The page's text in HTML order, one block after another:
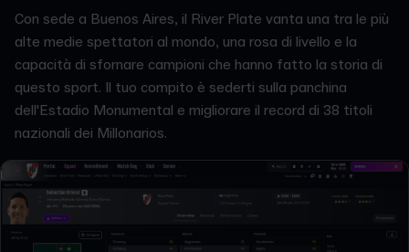
Con sede a Buenos Aires, il River Plate vanta una tra le più
alte medie spettatori al mondo, una rosa di livello e la
capacità di sfornare campioni che hanno fatto la storia di
questo sport. Il tuo compito è sederti sulla panchina
dell'Estadio Monumental e migliorare il record di 38 titoli
nazionali dei Millonarios.